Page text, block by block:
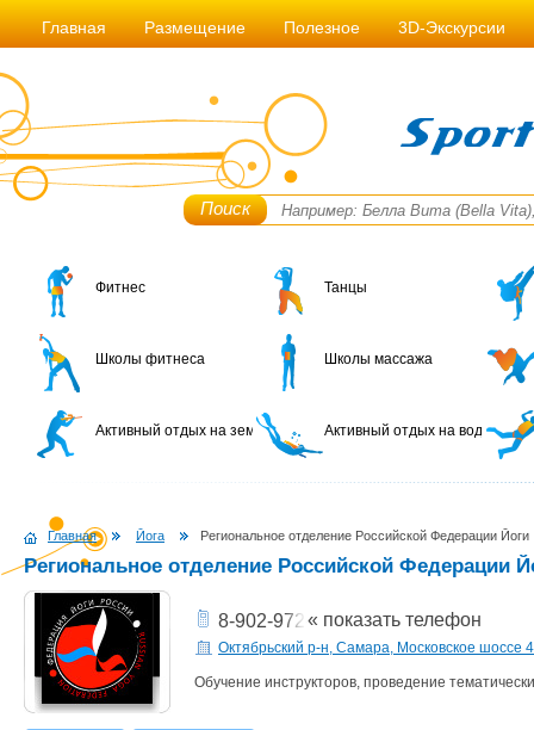
Главная Размещение Полезное 3D-Экскурсии
Поиск
Фитнес Танцы
Школы фитнеса Школы массажа
Активный отдых на земле Активный отдых на воде
Главная Йога Региональное отделение Российской Федерации Йоги
Региональное отделение Российской Федерации
8-902-972-80-72« показать телефон
Октябрьский р-н, Самара, Московское шоссе
Обучение инструкторов, проведение